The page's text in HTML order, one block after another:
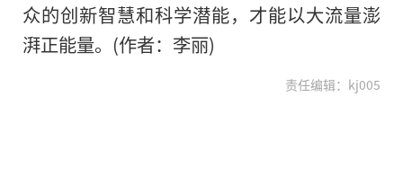
众的创新智慧和科学潜能，才能以大流量澎
湃正能量。(作者：李丽)
责任编辑：kj005